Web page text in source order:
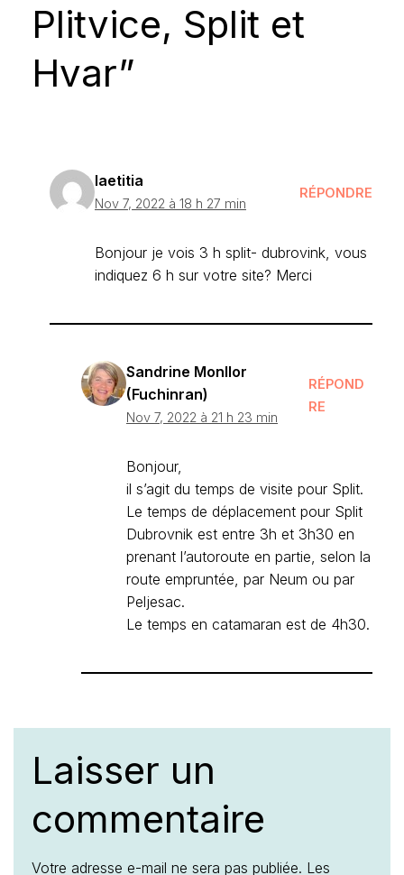
Plitvice, Split et
Hvar”
laetitia
Nov 7, 2022 à 18 h 27 min
RÉPONDRE
Bonjour je vois 3 h split- dubrovink, vous
indiquez 6 h sur votre site? Merci
Sandrine Monllor
(Fuchinran)
Nov 7, 2022 à 21 h 23 min
RÉPOND
RE
Bonjour,
il s’agit du temps de visite pour Split.
Le temps de déplacement pour Split
Dubrovnik est entre 3h et 3h30 en
prenant l’autoroute en partie, selon la
route empruntée, par Neum ou par
Peljesac.
Le temps en catamaran est de 4h30.
Laisser un
commentaire
Votre adresse e-mail ne sera pas publiée. Les